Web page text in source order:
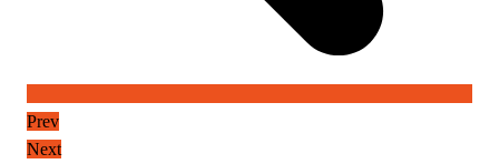
Prev
Next